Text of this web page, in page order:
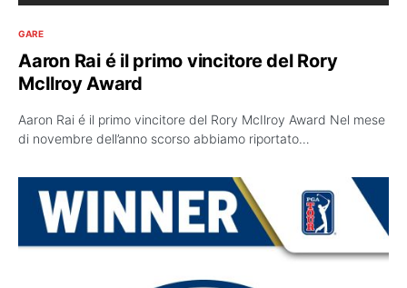
GARE
Aaron Rai é il primo vincitore del Rory
McIlroy Award
Aaron Rai é il primo vincitore del Rory McIlroy Award Nel mese
di novembre dell’anno scorso abbiamo riportato…